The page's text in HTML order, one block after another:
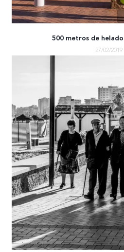
500 metros de
27/02/2019